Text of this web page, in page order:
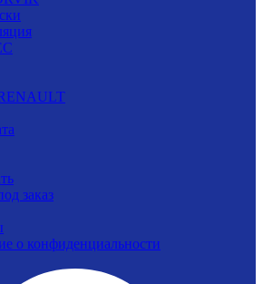
заказ
о конфиденциальности